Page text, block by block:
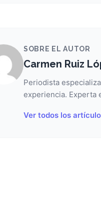
SOBRE EL AUTOR
Carmen Ruiz
Periodista
experiencia. Experta
Ver todos los